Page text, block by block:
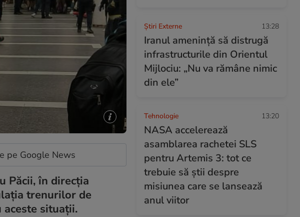
pe Google News
Păcii, în direcția
trenurilor de
situații.
Știri Externe 13:28
Iranul amenință să distrugă
infrastructurile din Orientul
Mijlociu: „Nu va rămâne nimic
din ele”
Tehnologie 13:20
NASA accelerează
asamblarea rachetei SLS
pentru Artemis 3: tot ce
trebuie să știi despre
misiunea care se lansează
anul viitor